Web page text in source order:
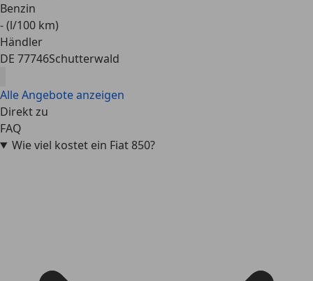
Benzin
- (l/100 km)
Händler
DE 77746Schutterwald
Alle Angebote anzeigen
Direkt zu
FAQ
Wie viel kostet ein Fiat 850?